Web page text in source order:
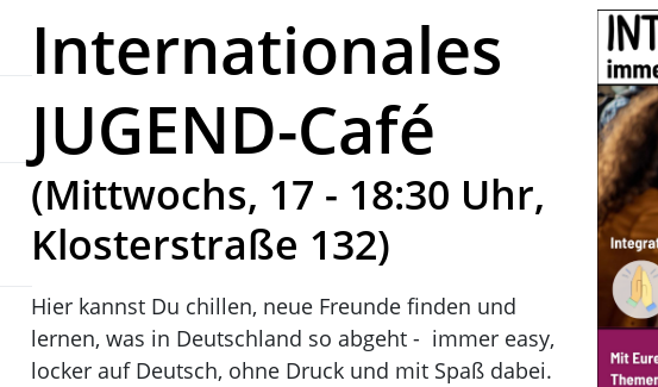
Internationales
JUGEND-Café
(Mittwochs, 17 - 18:30 Uhr,
Klosterstraße 132)
Hier kannst Du chillen, neue Freunde finden und
lernen, was in Deutschland so abgeht - immer easy,
locker auf Deutsch, ohne Druck und mit Spaß dabei.